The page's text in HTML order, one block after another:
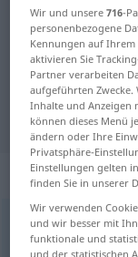
Deutsch-
Deutsch-
vorwarnenv/t <sep
Wir und unsere716-
personenbezogene
Kennungen auf Ihrem
aktivieren Sie
Partner verarbeiten
aufgeführten Zwecke.
Inhalte und Anzeigen
können dieses Menü
ändern oder Ihre
Privatsphäre-
Einstellungen gelten
finden Sie in unserer
Wir verwenden
und wir besser mit
funktionale und
und der statistischen